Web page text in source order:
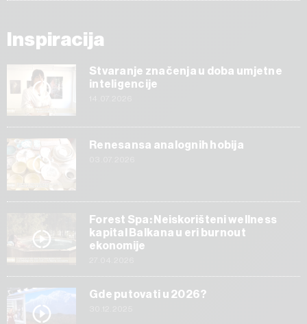
Inspiracija
Stvaranje značenja u doba umjetne
inteligencije
Renesansa analognih hobija
Forest Spa: Neiskorišteni wellness
kapital Balkana u eri burnout
ekonomije
Gde putovati u 2026?